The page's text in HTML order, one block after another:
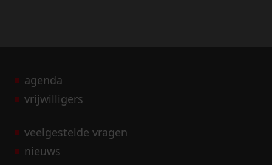
agenda
vrijwilligers
veelgestelde vragen
nieuws